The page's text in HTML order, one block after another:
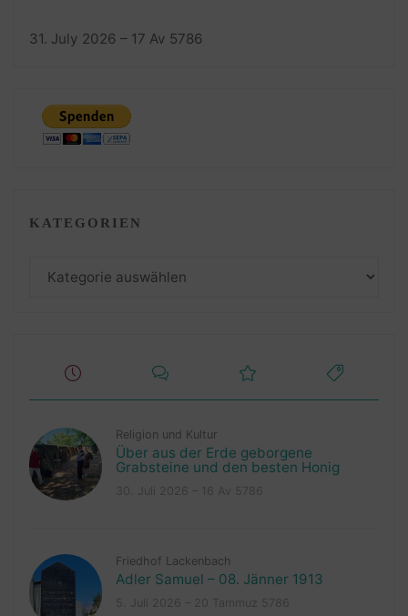
31. July 2026 – 17 Av 5786
KATEGORIEN
Religion und Kultur
Über aus der Erde geborgene
Grabsteine und den besten Honig
Friedhof Lackenbach
Adler Samuel – 08. Jänner 1913